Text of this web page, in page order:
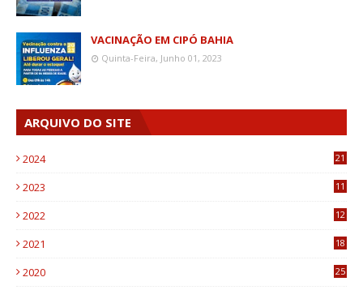
VACINAÇÃO EM CIPÓ BAHIA
Quinta-Feira, Junho 01, 2023
ARQUIVO DO SITE
2024 21
2023
11
2022
12
2021
18
2020
25